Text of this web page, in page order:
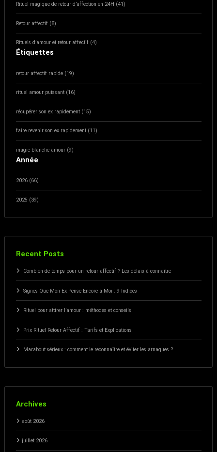
Rituel magique de retour d’affection en 24H (41)
Retour affectif (8)
Rituels d’amour et retour affectif (4)
Étiquettes
retour affectif rapide (19)
rituel amour puissant (16)
récupérer son ex rapidement (15)
faire revenir son ex rapidement (11)
magie blanche amour (9)
Année
2026 (66)
2025 (39)
Recent Posts
Combien de temps pour un retour affectif ? Les délais à connaître
Signes Que Mon Ex Pense Encore à Moi : 9 Indices
Rituel pour attirer l’amour : méthodes et conseils
Prix Rituel Retour Affectif : Tarifs et Explications
Marabout sérieux : comment le reconnaître et éviter les arnaques ?
Archives
août 2026
juillet 2026